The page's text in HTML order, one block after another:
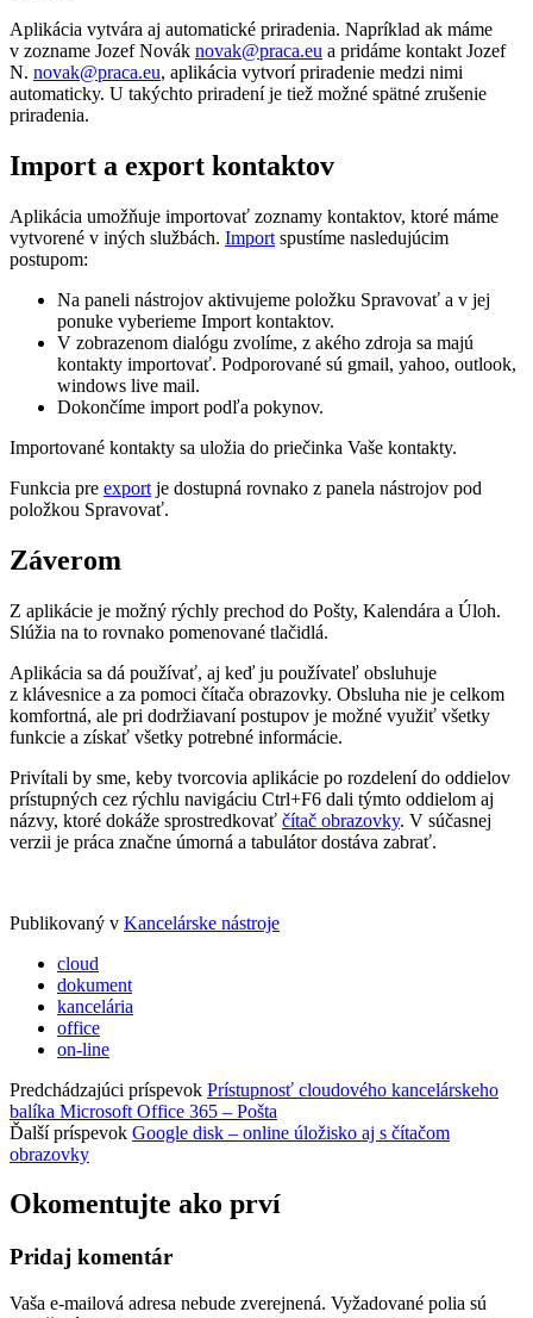
Aplikácia vytvára aj automatické priradenia. Napríklad ak máme
v zozname Jozef Novák novak@praca.eu a pridáme kontakt Jozef
N. novak@praca.eu, aplikácia vytvorí priradenie medzi nimi
automaticky. U takýchto priradení je tiež možné spätné zrušenie
priradenia.
Import a export kontaktov
Aplikácia umožňuje importovať zoznamy kontaktov, ktoré máme
vytvorené v iných službách. Import spustíme nasledujúcim
postupom:
Na paneli nástrojov aktivujeme položku Spravovať a v jej
ponuke vyberieme Import kontaktov.
V zobrazenom dialógu zvolíme, z akého zdroja sa majú
kontakty importovať. Podporované sú gmail, yahoo, outlook,
windows live mail.
Dokončíme import podľa pokynov.
Importované kontakty sa uložia do priečinka Vaše kontakty.
Funkcia pre export je dostupná rovnako z panela nástrojov pod
položkou Spravovať.
Záverom
Z aplikácie je možný rýchly prechod do Pošty, Kalendára a Úloh.
Slúžia na to rovnako pomenované tlačidlá.
Aplikácia sa dá používať, aj keď ju používateľ obsluhuje
z klávesnice a za pomoci čítača obrazovky. Obsluha nie je celkom
komfortná, ale pri dodržiavaní postupov je možné využiť všetky
funkcie a získať všetky potrebné informácie.
Privítali by sme, keby tvorcovia aplikácie po rozdelení do oddielov
prístupných cez rýchlu navigáciu Ctrl+F6 dali týmto oddielom aj
názvy, ktoré dokáže sprostredkovať čítač obrazovky. V súčasnej
verzii je práca značne úmorná a tabulátor dostáva zabrať.
Publikovaný v Kancelárske nástroje
cloud
dokument
kancelária
office
on-line
Predchádzajúci príspevok Prístupnosť cloudového kancelárskeho
balíka Microsoft Office 365 – Pošta
Ďalší príspevok Google disk – online úložisko aj s čítačom
obrazovky
Okomentujte ako prví
Pridaj komentár
Vaša e-mailová adresa nebude zverejnená. Vyžadované polia sú